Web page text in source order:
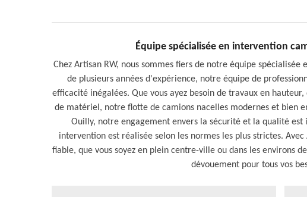
Équipe spécialisée en intervention
Chez Artisan RW, nous sommes fiers de notre équipe
de plusieurs années d'expérience, notre équipe de
efficacité inégalées. Que vous ayez besoin de travaux en
de matériel, notre flotte de camions nacelles modernes et bien
Ouilly, notre engagement envers la sécurité et la qualité est
intervention est réalisée selon les normes les plus strictes.
fiable, que vous soyez en plein centre-ville ou dans les environs
dévouement pour tous vos